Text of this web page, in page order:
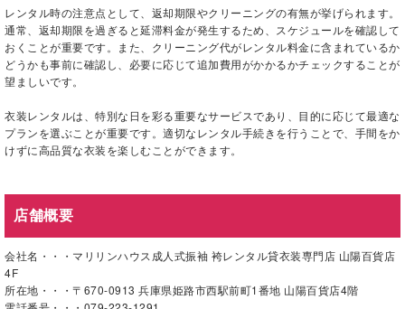
レンタル時の注意点として、返却期限やクリーニングの有無が挙げられます。
通常、返却期限を過ぎると延滞料金が発生するため、スケジュールを確認して
おくことが重要です。また、クリーニング代がレンタル料金に含まれているか
どうかも事前に確認し、必要に応じて追加費用がかかるかチェックすることが
望ましいです。
衣装レンタルは、特別な日を彩る重要なサービスであり、目的に応じて最適な
プランを選ぶことが重要です。適切なレンタル手続きを行うことで、手間をか
けずに高品質な衣装を楽しむことができます。
店舗概要
会社名・・・マリリンハウス成人式振袖 袴レンタル貸衣装専門店 山陽百貨店
4F
所在地・・・〒670-0913 兵庫県姫路市西駅前町1番地 山陽百貨店4階